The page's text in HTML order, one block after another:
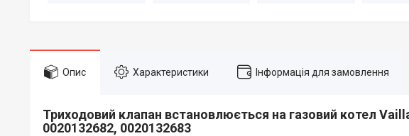
Опис Характеристики Інформація для замовлення
Триходовий клапан встановлюється на газовий котел
0020132682, 0020132683